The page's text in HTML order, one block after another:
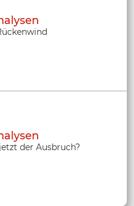
der Ausbruch?